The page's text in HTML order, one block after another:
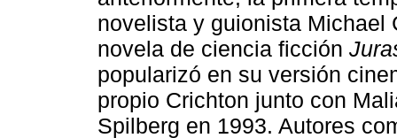
novelista y guionista Michael
novela de ciencia ficción
popularizó en su versión
propio Crichton junto con
Spilberg en 1993. Autores